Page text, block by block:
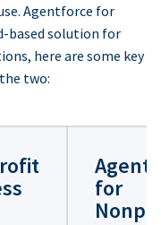
Agentforce for
based solution for
here are some key
two:
for